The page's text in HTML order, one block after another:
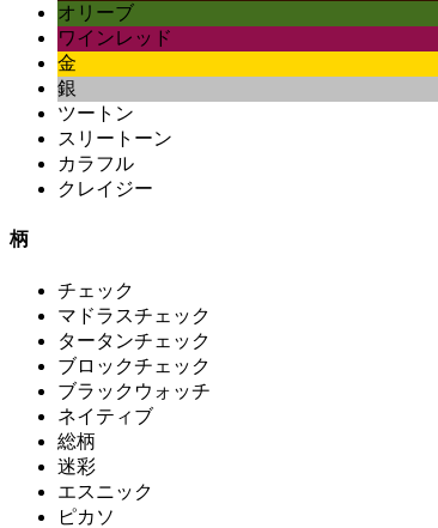
オリーブ
ワインレッド
金
銀
ツートン
スリートーン
カラフル
クレイジー
柄
チェック
マドラスチェック
タータンチェック
ブロックチェック
ブラックウォッチ
ネイティブ
総柄
迷彩
エスニック
ピカソ